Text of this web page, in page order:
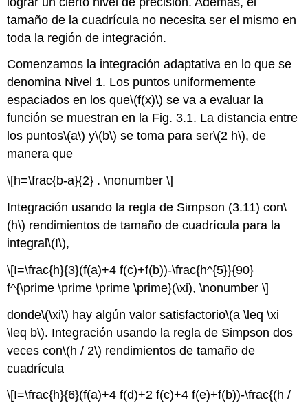
tamaño de la cuadrícula no necesita ser el mismo en
toda la región de integración.
Comenzamos la integración adaptativa en lo que se
denomina Nivel 1. Los puntos uniformemente
espaciados en los que\(f(x)\) se va a evaluar la
función se muestran en la Fig. 3.1. La distancia entre
los puntos\(a\) y\(b\) se toma para ser\(2 h\), de
manera que
\[h=\frac{b-a}{2} . \nonumber \]
Integración usando la regla de Simpson (3.11) con\
(h\) rendimientos de tamaño de cuadrícula para la
integral\(I\),
\[I=\frac{h}{3}(f(a)+4 f(c)+f(b))-\frac{h^{5}}{90}
f^{\prime \prime \prime \prime}(\xi), \nonumber \]
donde\(\xi\) hay algún valor satisfactorio\(a \leq \xi
\leq b\). Integración usando la regla de Simpson dos
veces con\(h / 2\) rendimientos de tamaño de
cuadrícula
\[I=\frac{h}{6}(f(a)+4 f(d)+2 f(c)+4 f(e)+f(b))-\frac{(h /